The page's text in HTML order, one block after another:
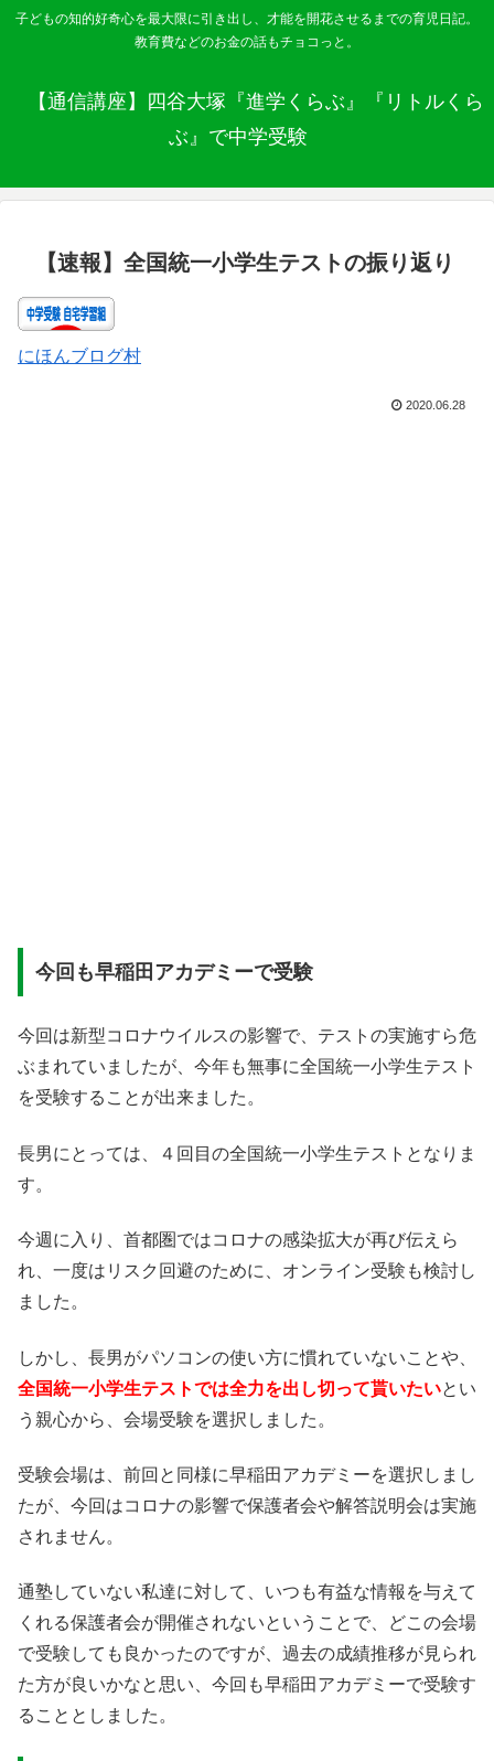
子どもの知的好奇心を最大限に引き出し、才能を開花させるまでの育児日記。
教育費などのお金の話もチョコっと。
【通信講座】四谷大塚『進学くらぶ』『リトルくら
ぶ』で中学受験
【速報】全国統一小学生テストの振り返り
にほんブログ村
2020.06.28
今回も早稲田アカデミーで受験
今回は新型コロナウイルスの影響で、テストの実施すら危
ぶまれていましたが、今年も無事に全国統一小学生テスト
を受験することが出来ました。
長男にとっては、４回目の全国統一小学生テストとなりま
す。
今週に入り、首都圏ではコロナの感染拡大が再び伝えら
れ、一度はリスク回避のために、オンライン受験も検討し
ました。
しかし、長男がパソコンの使い方に慣れていないことや、
全国統一小学生テストでは全力を出し切って貰いたいとい
う親心から、会場受験を選択しました。
受験会場は、前回と同様に早稲田アカデミーを選択しまし
たが、今回はコロナの影響で保護者会や解答説明会は実施
されません。
通塾していない私達に対して、いつも有益な情報を与えて
くれる保護者会が開催されないということで、どこの会場
で受験しても良かったのですが、過去の成績推移が見られ
た方が良いかなと思い、今回も早稲田アカデミーで受験す
ることとしました。